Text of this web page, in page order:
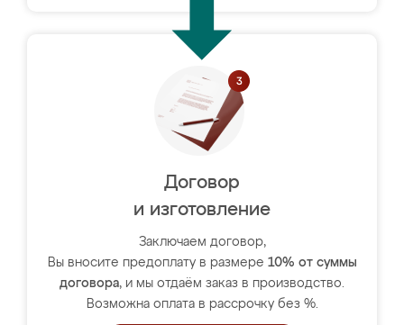
Договор
и изготовление
Заключаем договор,
Вы вносите предоплату в размере 10% от суммы
договора, и мы отдаём заказ в производство.
Возможна оплата в рассрочку без %.